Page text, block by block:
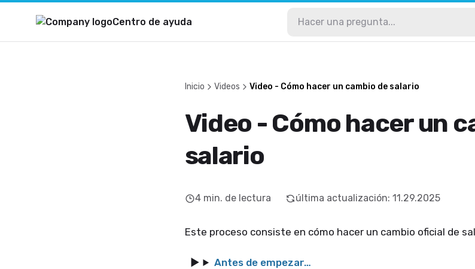
Centro de ayuda
Inicio Videos Video - Cómo hacer un cambio de salario
Video - Cómo hacer un
salario
4 min. de lectura última actualización: 11.29.2025
Este proceso consiste en cómo hacer un cambio oficial de
Antes de empezar…